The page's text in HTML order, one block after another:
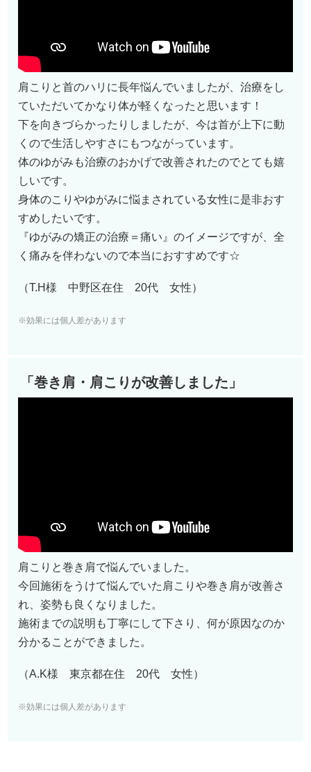
肩こりと首のハリに長年悩んでいましたが、治療をし
ていただいてかなり体が軽くなったと思います！
下を向きづらかったりしましたが、今は首が上下に動
くので生活しやすさにもつながっています。
体のゆがみも治療のおかげで改善されたのでとても嬉
しいです。
身体のこりやゆがみに悩まされている女性に是非おす
すめしたいです。
『ゆがみの矯正の治療＝痛い』のイメージですが、全
く痛みを伴わないので本当におすすめです☆
（T.H様 中野区在住 20代 女性）
※効果には個人差があります
「巻き肩・肩こりが改善しました」
肩こりと巻き肩で悩んでいました。
今回施術をうけて悩んでいた肩こりや巻き肩が改善さ
れ、姿勢も良くなりました。
施術までの説明も丁寧にして下さり、何が原因なのか
分かることができました。
（A.K様 東京都在住 20代 女性）
※効果には個人差があります